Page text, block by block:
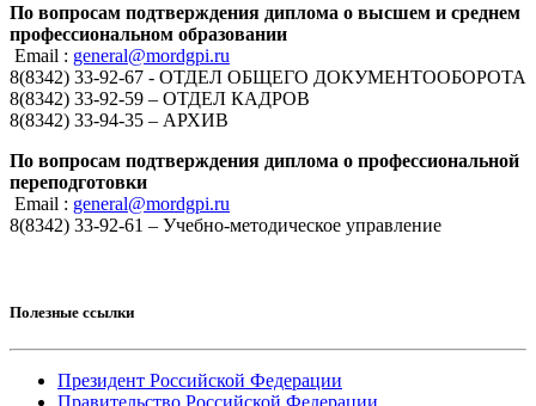
По вопросам подтверждения диплома о высшем и среднем
профессиональном образовании
Email : general@mordgpi.ru
8(8342) 33-92-67 - ОТДЕЛ ОБЩЕГО ДОКУМЕНТООБОРОТА
8(8342) 33-92-59 – ОТДЕЛ КАДРОВ
8(8342) 33-94-35 – АРХИВ
По вопросам подтверждения диплома о профессиональной
переподготовки
Email : general@mordgpi.ru
8(8342) 33-92-61 – Учебно-методическое управление
Полезные ссылки
Президент Российской Федерации
Правительство Российской Федерации